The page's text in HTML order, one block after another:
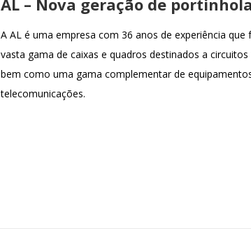
AL – Nova geração de
A AL é uma empresa com 36 anos de experiência que
vasta gama de caixas e quadros destinados a
bem como uma gama complementar de
telecomunicações.